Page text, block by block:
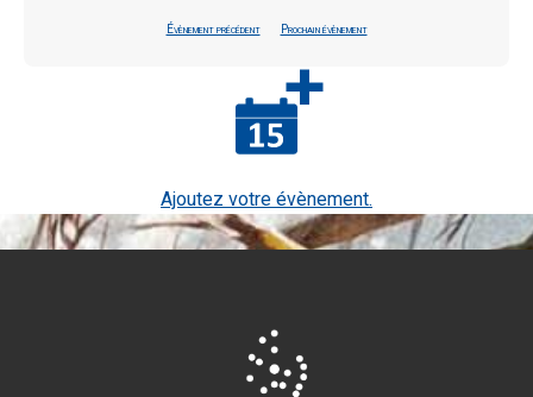
Évènement précédent Prochain évènement
Ajoutez votre évènement.